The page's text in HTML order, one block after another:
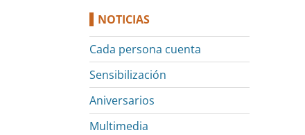
NOTICIAS
Cada persona cuenta
Sensibilización
Aniversarios
Multimedia